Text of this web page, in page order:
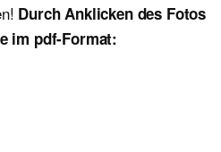
Durch Anklicken des Fotos
im pdf-Format: